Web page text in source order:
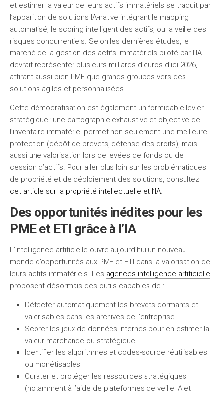
et estimer la valeur de leurs actifs immatériels se traduit par
l’apparition de solutions IA-native intégrant le mapping
automatisé, le scoring intelligent des actifs, ou la veille des
risques concurrentiels. Selon les dernières études, le
marché de la gestion des actifs immatériels piloté par l’IA
devrait représenter plusieurs milliards d’euros d’ici 2026,
attirant aussi bien PME que grands groupes vers des
solutions agiles et personnalisées.
Cette démocratisation est également un formidable levier
stratégique : une cartographie exhaustive et objective de
l’inventaire immatériel permet non seulement une meilleure
protection (dépôt de brevets, défense des droits), mais
aussi une valorisation lors de levées de fonds ou de
cession d’actifs. Pour aller plus loin sur les problématiques
de propriété et de déploiement des solutions, consultez
cet article sur la propriété intellectuelle et l’IA.
Des opportunités inédites pour les
PME et ETI grâce à l’IA
L’intelligence artificielle ouvre aujourd’hui un nouveau
monde d’opportunités aux PME et ETI dans la valorisation de
leurs actifs immatériels. Les agences intelligence artificielle
proposent désormais des outils capables de :
Détecter automatiquement les brevets dormants et
valorisables dans les archives de l’entreprise
Scorer les jeux de données internes pour en estimer la
valeur marchande ou stratégique
Identifier les algorithmes et codes-source réutilisables
ou monétisables
Curater et protéger les ressources stratégiques
(notamment à l’aide de plateformes de veille IA et